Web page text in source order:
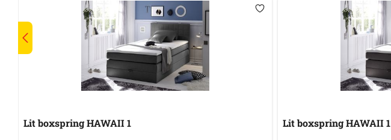
Lit boxspring HAWAII 1 Lit boxspring HAWAII 1